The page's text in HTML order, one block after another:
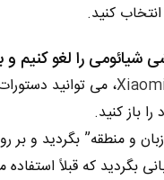
کنید.
شیائومی را لغو کنیم و
، می ‌توانید
باز کنید.
و منطقه” بگردید و بر
بگردید که قبلاً